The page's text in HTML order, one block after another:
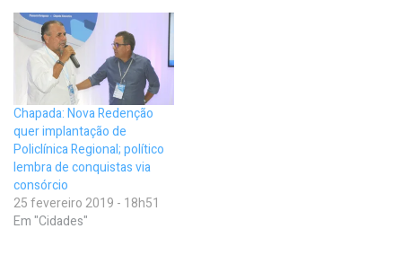
Chapada: Nova Redenção
quer implantação de
Policlínica Regional; político
lembra de conquistas via
consórcio
25 fevereiro 2019 - 18h51
Em "Cidades"